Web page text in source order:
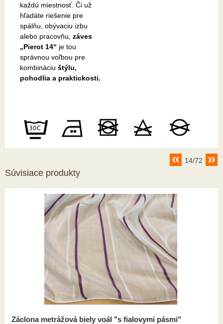
každú miestnosť. Či už
hľadáte riešenie pre
spálňu, obývaciu izbu
alebo pracovňu, záves
„Pierot 14“ je tou
správnou voľbou pre
kombináciu štýlu,
pohodlia a praktickosti.
14/72
Súvisiace produkty
Záclona metrážová biely voál "s fialovymi pásmi"